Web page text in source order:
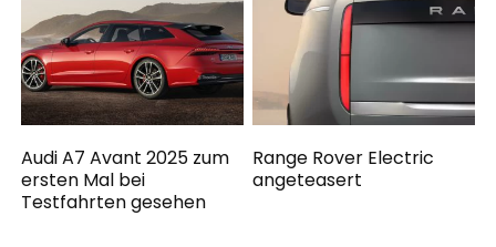
Audi A7 Avant 2025 zum
ersten Mal bei
Testfahrten gesehen
Range Rover Electric
angeteasert